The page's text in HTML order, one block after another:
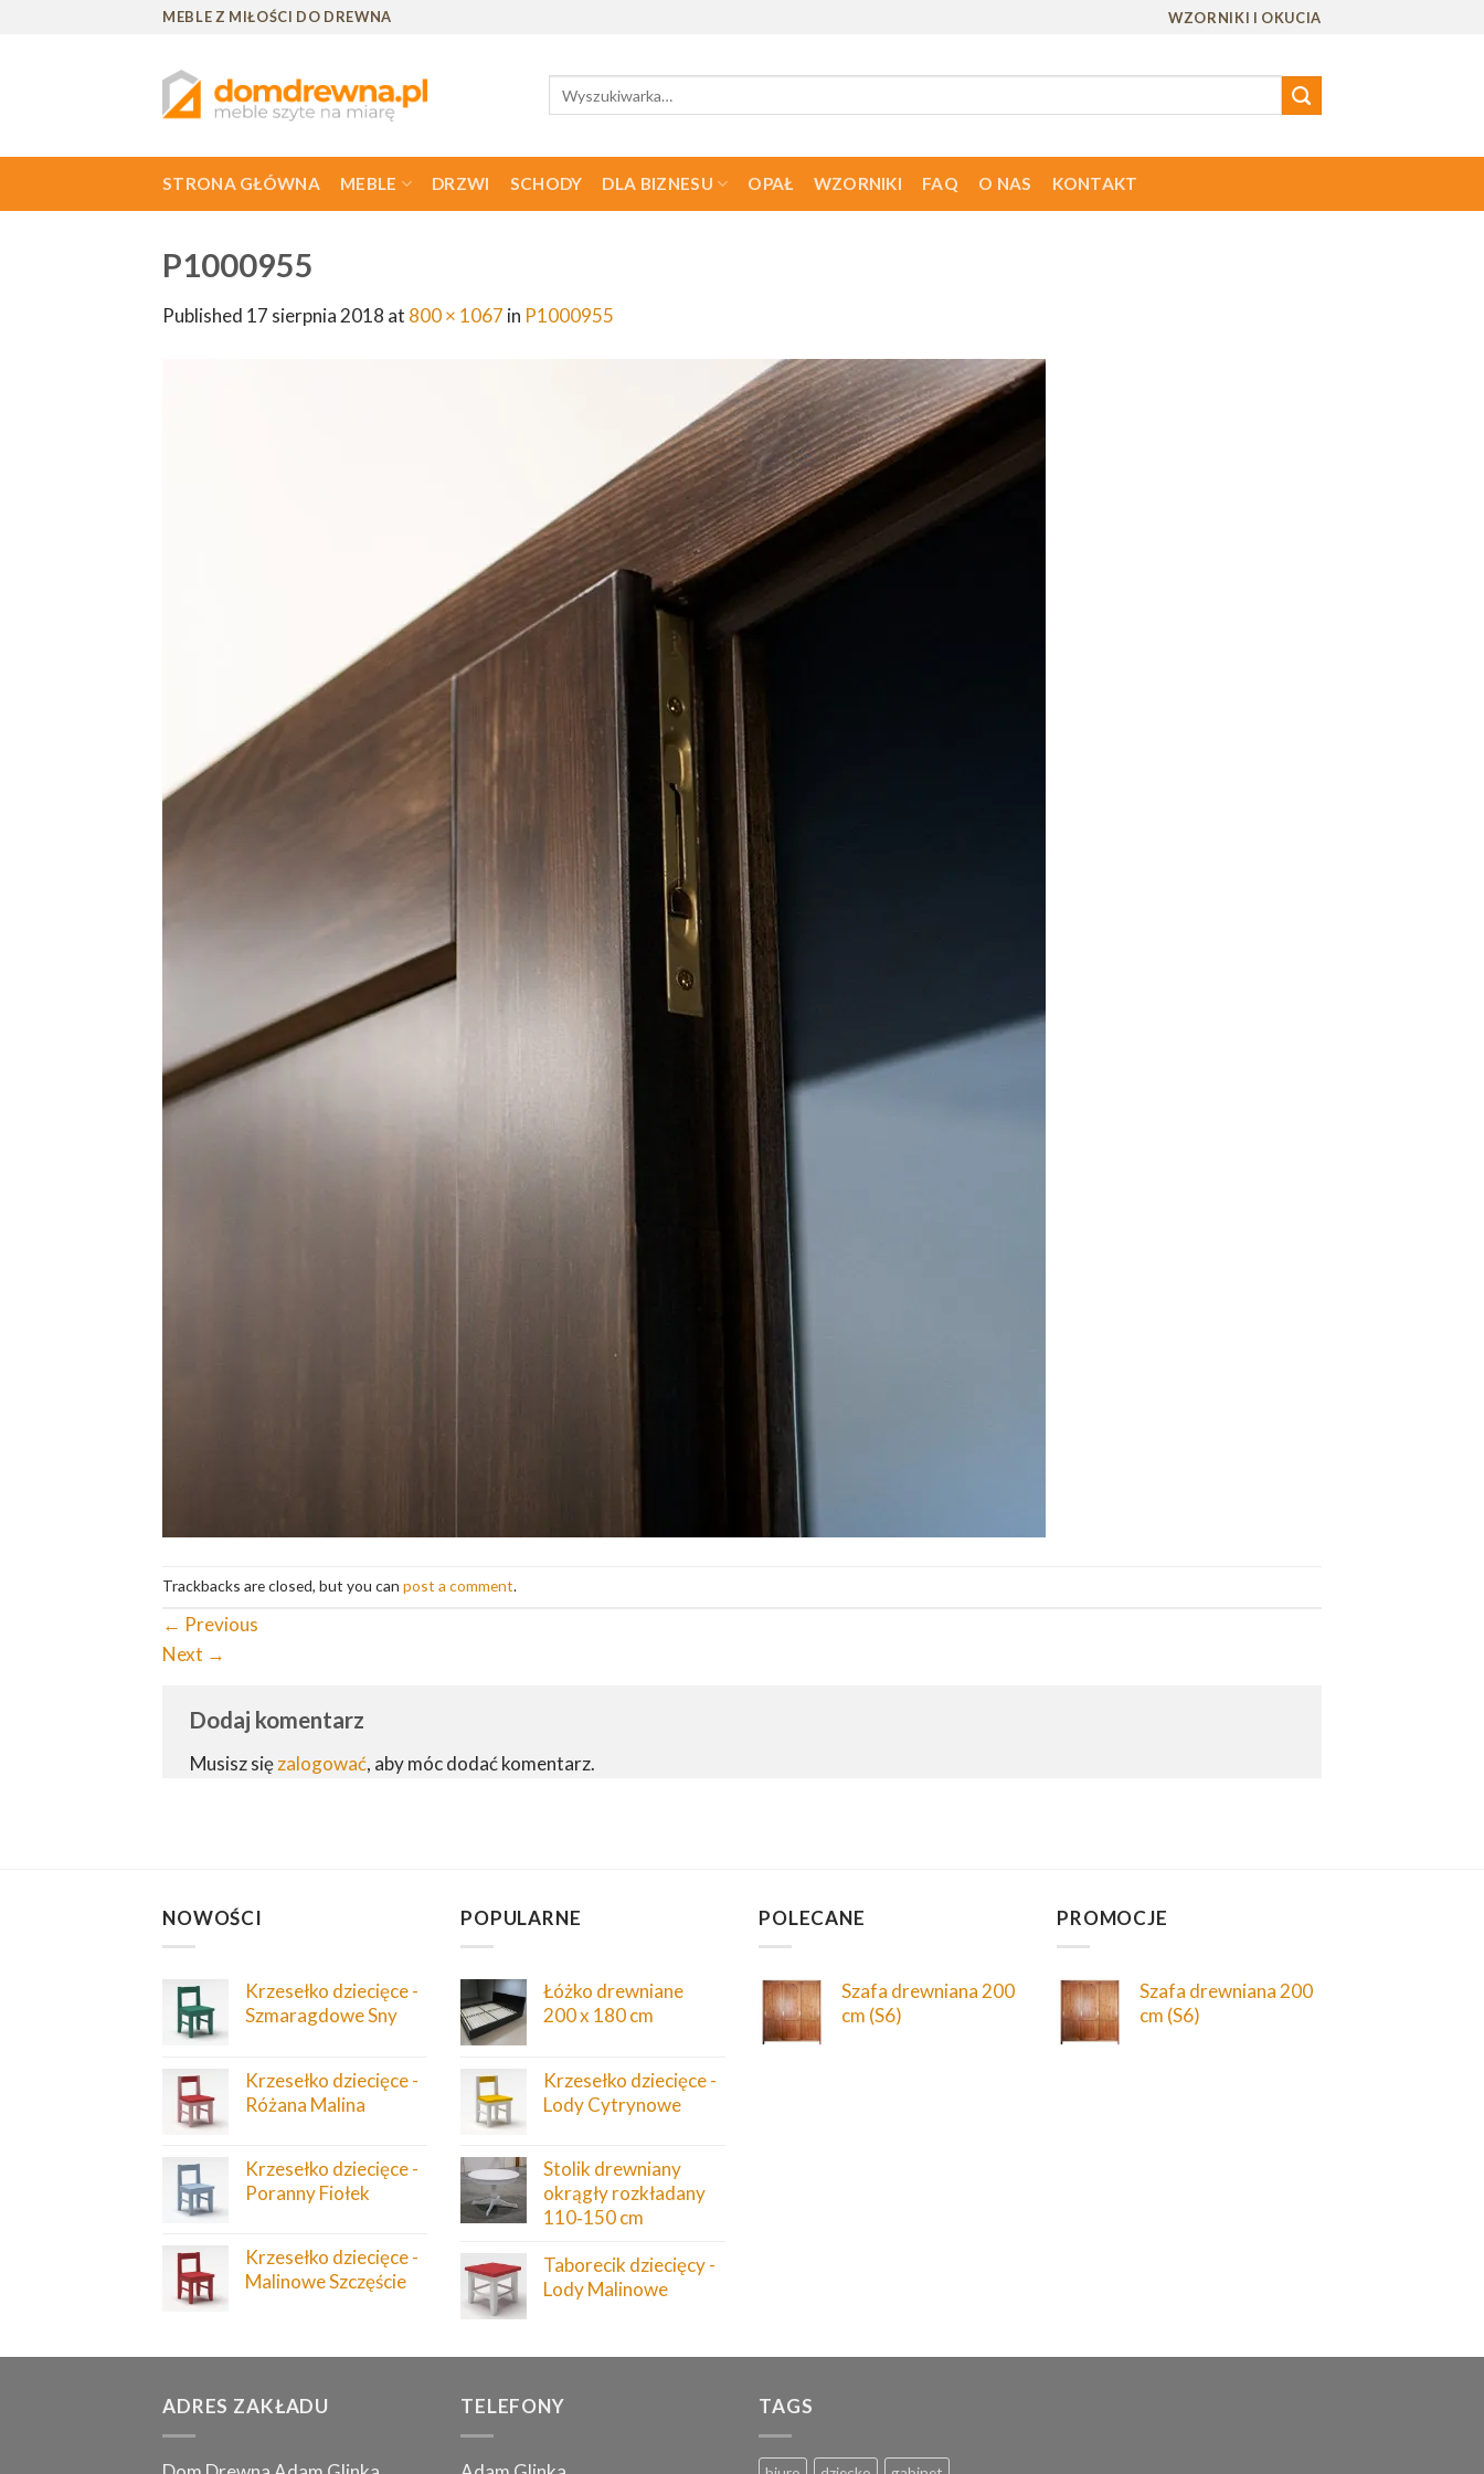
MEBLE Z MIŁOŚCI DO DREWNA WZORNIKI I OKUCIA
STRONA GŁÓWNA MEBLE DRZWI SCHODY DLA BIZNESU OPAŁ WZORNIKI FAQ O NAS KONTAKT
P1000955
Published 17 sierpnia 2018 at 800 × 1067 in P1000955
Trackbacks are closed, but you can post a comment.
← Previous
Next →
Dodaj komentarz
Musisz sięzalogować, aby móc dodać komentarz.
NOWOŚCI
Krzesełko dziecięce -
Szmaragdowe Sny
Krzesełko dziecięce -
Różana Malina
Krzesełko dziecięce -
Poranny Fiołek
Krzesełko dziecięce -
Malinowe Szczęście
POPULARNE
Łóżko drewniane
200 x 180 cm
Krzesełko dziecięce -
Lody Cytrynowe
Stolik drewniany
okrągły rozkładany
110‑150 cm
Taborecik dziecięcy -
Lody Malinowe
POLECANE
Szafa drewniana 200
cm (S6)
PROMOCJE
Szafa drewniana 200
cm (S6)
ADRES ZAKŁADU TELEFONY TAGS